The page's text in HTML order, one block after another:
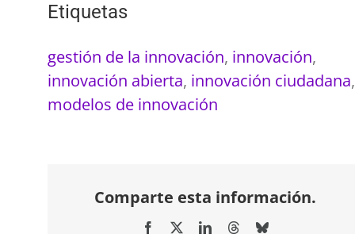
Etiquetas
gestión de la innovación, innovación,
innovación abierta, innovación ciudadana,
modelos de innovación
Comparte esta información.
Facebook LinkedInThreadsBluesky